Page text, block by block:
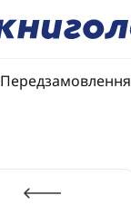
Передзамовлення